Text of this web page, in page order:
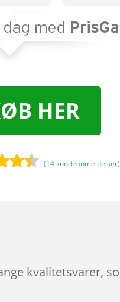
HER
(14 kundeanmeldelser)
kvalitetsvarer,